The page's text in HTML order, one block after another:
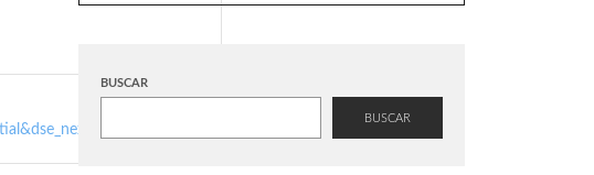
BUSCAR
BUSCAR